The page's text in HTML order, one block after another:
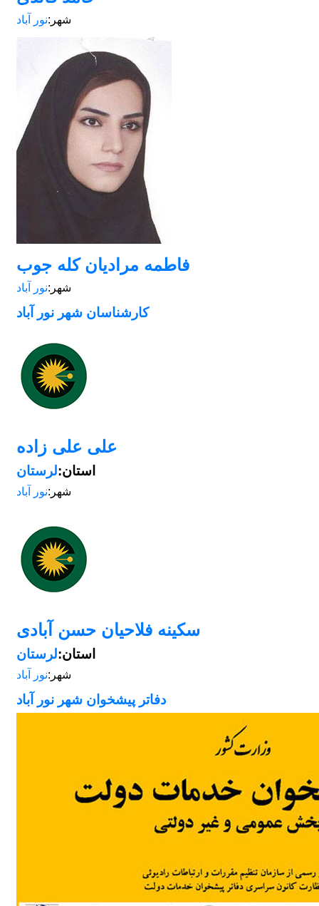
شهر:نور آباد
فاطمه مرادیان کله جوب
شهر:نور آباد
کارشناسان شهر نور آباد
علی علی زاده
استان:لرستان
شهر:نور آباد
سکینه فلاحیان حسن آبادی
استان:لرستان
شهر:نور آباد
دفاتر پیشخوان شهر نور آباد